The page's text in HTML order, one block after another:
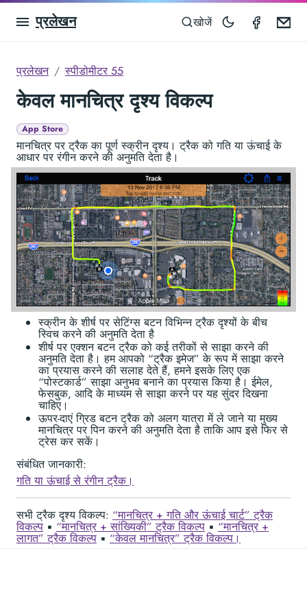
प्रलेखन खोजें
प्रलेखन स्पीडोमीटर 55
केवल मानचित्र दृश्य विकल्प
App Store
मानचित्र पर ट्रैक का पूर्ण स्क्रीन दृश्य। ट्रैक को गति या ऊंचाई के
आधार पर रंगीन करने की अनुमति देता है।
स्क्रीन के शीर्ष पर सेटिंग्स बटन विभिन्न ट्रैक दृश्यों के बीच
स्विच करने की अनुमति देता है
शीर्ष पर एक्शन बटन ट्रैक को कई तरीकों से साझा करने की
अनुमति देता है। हम आपको “ट्रैक इमेज” के रूप में साझा करने
का प्रयास करने की सलाह देते हैं, हमने इसके लिए एक
“पोस्टकार्ड” साझा अनुभव बनाने का प्रयास किया है। ईमेल,
फेसबुक, आदि के माध्यम से साझा करने पर यह सुंदर दिखना
चाहिए।
ऊपर-दाएं ग्रिड बटन ट्रैक को अलग यात्रा में ले जाने या मुख्य
मानचित्र पर पिन करने की अनुमति देता है ताकि आप इसे फिर से
ट्रेस कर सकें।
संबंधित जानकारी:
गति या ऊंचाई से रंगीन ट्रैक।
सभी ट्रैक दृश्य विकल्प: “मानचित्र + गति और ऊंचाई चार्ट” ट्रैक
विकल्प ▪︎ “मानचित्र + सांख्यिकी” ट्रैक विकल्प ▪︎ “मानचित्र +
लागत” ट्रैक विकल्प ▪︎ “केवल मानचित्र” ट्रैक विकल्प।